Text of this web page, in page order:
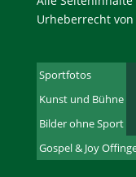
Urheberrecht
Sportfotos
Kunst und Bühne
Bilder ohne Sport
Gospel & Joy